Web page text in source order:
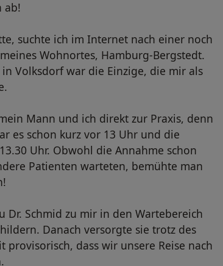
ab!
suchte ich im Internet nach einer noch
Wohnortes, Hamburg-Bergstedt.
in Volksdorf war die Einzige, die mir als
Mann und ich direkt zur Praxis, denn
es schon kurz vor 13 Uhr und die
Uhr. Obwohl die Annahme schon
Patienten warteten, bemühte man
Dr. Schmid zu mir in den Wartebereich
Danach versorgte sie trotz des
provisorisch, dass wir unsere Reise nach